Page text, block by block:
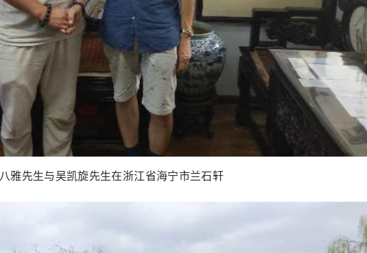
八雅先生与吴凯旋先生在浙江省海宁市兰石轩